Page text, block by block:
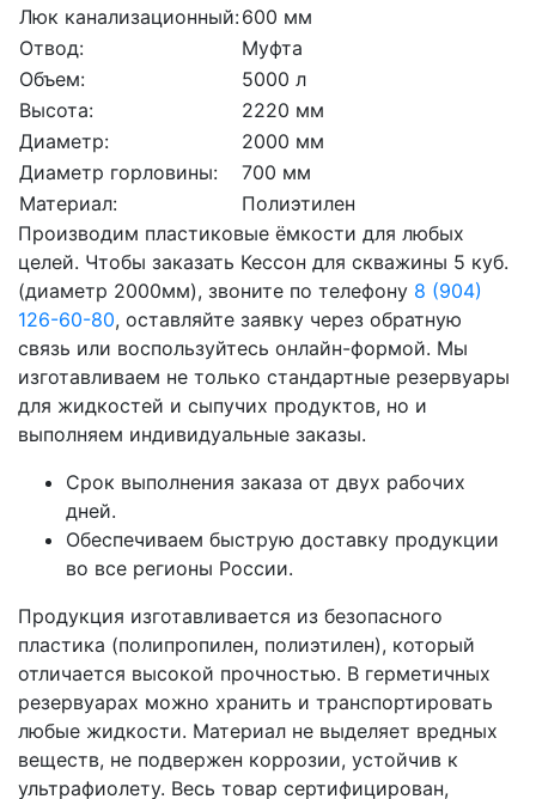
Люк канализационный:600 мм
Отвод:
Муфта
Объем:
5000 л
Высота:
2220 мм
Диаметр:
2000 мм
Диаметр горловины:
700 мм
Материал:
Полиэтилен
Производим пластиковые ёмкости для любых
целей. Чтобы заказать Кессон для скважины 5 куб.
(диаметр 2000мм), звоните по телефону 8 (904)
126-60-80, оставляйте заявку через обратную
связь или воспользуйтесь онлайн-формой. Мы
изготавливаем не только стандартные резервуары
для жидкостей и сыпучих продуктов, но и
выполняем индивидуальные заказы.
Срок выполнения заказа от двух рабочих
дней.
Обеспечиваем быструю доставку продукции
во все регионы России.
Продукция изготавливается из безопасного
пластика (полипропилен, полиэтилен), который
отличается высокой прочностью. В герметичных
резервуарах можно хранить и транспортировать
любые жидкости. Материал не выделяет вредных
веществ, не подвержен коррозии, устойчив к
ультрафиолету. Весь товар сертифицирован,